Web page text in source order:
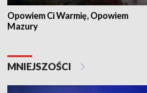
Opowiem Ci Warmię, Opowiem
Mazury
MNIEJSZOŚCI